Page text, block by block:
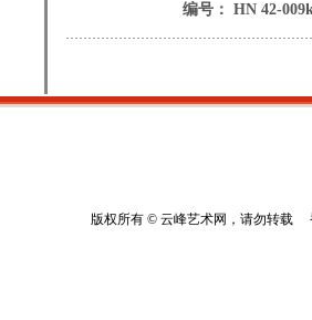
编号： HN 42-
版权所有 © 云峰艺术网，请勿转载